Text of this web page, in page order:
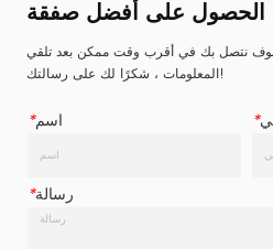
الحصول على أفضل صفقة
نتصل بك في أقرب وقت ممكن بعد تلقي
المعلومات ، شكرًا لك على رسالتك!
*اسم *
*رسالة